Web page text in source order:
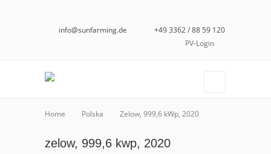
info@sunfarming.de
+49 3362 / 88 59 120
PV-Login
Home Polska Zelow, 999,6 kWp, 2020
zelow, 999,6 kwp, 2020